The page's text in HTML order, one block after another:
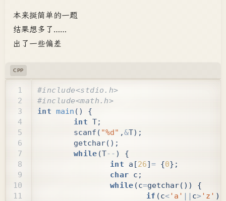
本来挺简单的一题
结果想多了……
出了一些偏差
CPP
int main ()
{
int T;
scanf ( "%d" ,&T);
getchar();
while (T-- )
{
int
a [26]= {0};
char c ;
while (c=getchar())
{
if (c<'a' || c>'z' )